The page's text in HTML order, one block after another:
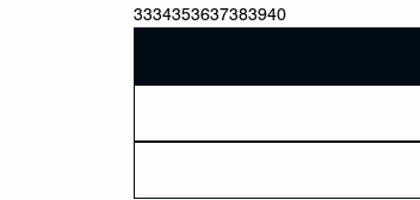
3334353637383940